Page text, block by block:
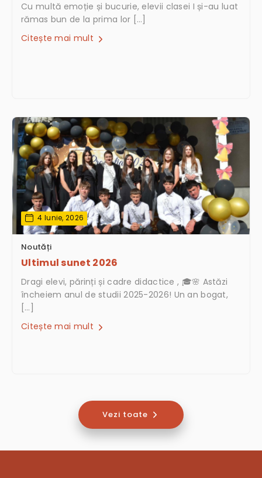
Cu multă emoție și bucurie, elevii clasei I și-au luat
rămas bun de la prima lor […]
Citește mai mult
4 Iunie, 2026
Noutăți
Ultimul sunet 2026
Dragi elevi, părinți și cadre didactice , 🎓🌸 Astăzi
încheiem anul de studii 2025-2026! Un an bogat,
[…]
Citește mai mult
Vezi toate